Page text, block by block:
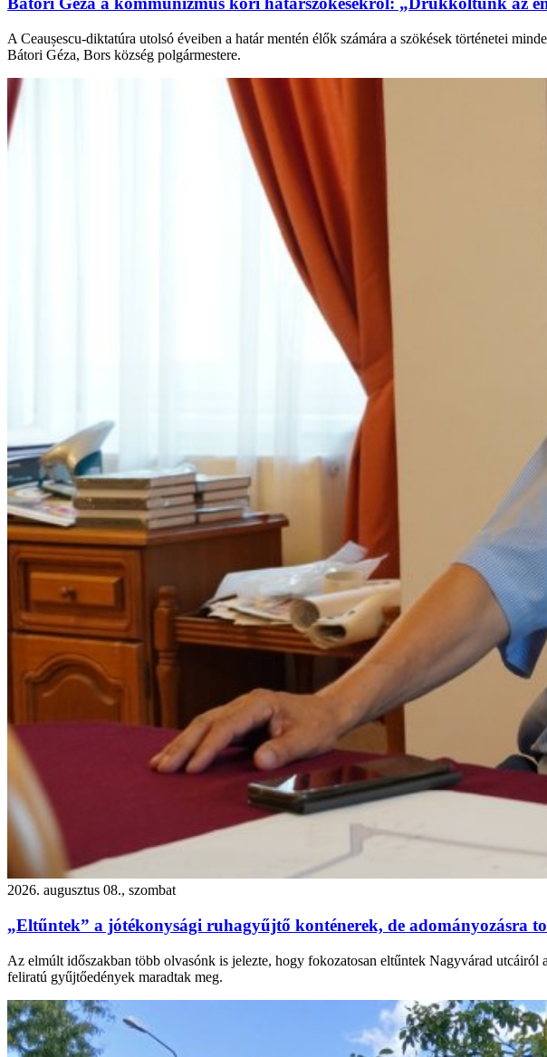
A Ceaușescu-diktatúra utolsó éveiben a határ mentén élők számára a szökések történetei
Bátori Géza, Bors község polgármestere.
2026. augusztus 08., szombat
„Eltűntek” a jótékonysági ruhagyűjtő konténerek, de adományozásra
Az elmúlt időszakban több olvasónk is jelezte, hogy fokozatosan eltűntek Nagyvárad
feliratú gyűjtőedények maradtak meg.